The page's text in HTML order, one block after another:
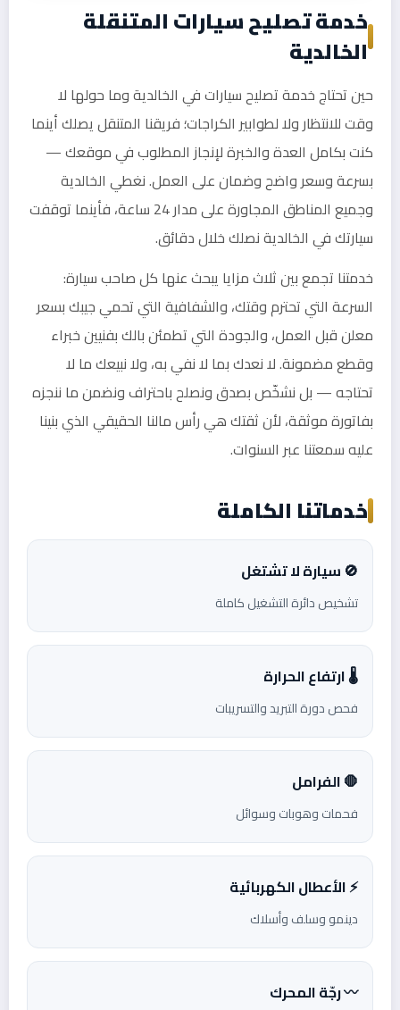
خدمة تصليح سيارات المتنقلة
الخالدية
حين تحتاج خدمة تصليح سيارات في الخالدية وما حولها لا
وقت للانتظار ولا لطوابير الكراجات؛ فريقنا المتنقل يصلك أينما
كنت بكامل العدة والخبرة لإنجاز المطلوب في موقعك —
بسرعة وسعر واضح وضمان على العمل. نغطي الخالدية
وجميع المناطق المجاورة على مدار 24 ساعة، فأينما توقفت
سيارتك في الخالدية نصلك خلال دقائق.
خدمتنا تجمع بين ثلاث مزايا يبحث عنها كل صاحب سيارة:
السرعة التي تحترم وقتك، والشفافية التي تحمي جيبك بسعر
معلن قبل العمل، والجودة التي تطمئن بالك بفنيين خبراء
وقطع مضمونة. لا نعدك بما لا نفي به، ولا نبيعك ما لا
تحتاجه — بل نشخّص بصدق ونصلح باحتراف ونضمن ما ننجزه
بفاتورة موثقة، لأن ثقتك هي رأس مالنا الحقيقي الذي بنينا
عليه سمعتنا عبر السنوات.
خدماتنا الكاملة
🚫 سيارة لا تشتغل
تشخيص دائرة التشغيل كاملة
🌡️ ارتفاع الحرارة
فحص دورة التبريد والتسريبات
🛑 الفرامل
فحمات وهوبات وسوائل
⚡ الأعطال الكهربائية
دينمو وسلف وأسلاك
〰️ رجّة المحرك